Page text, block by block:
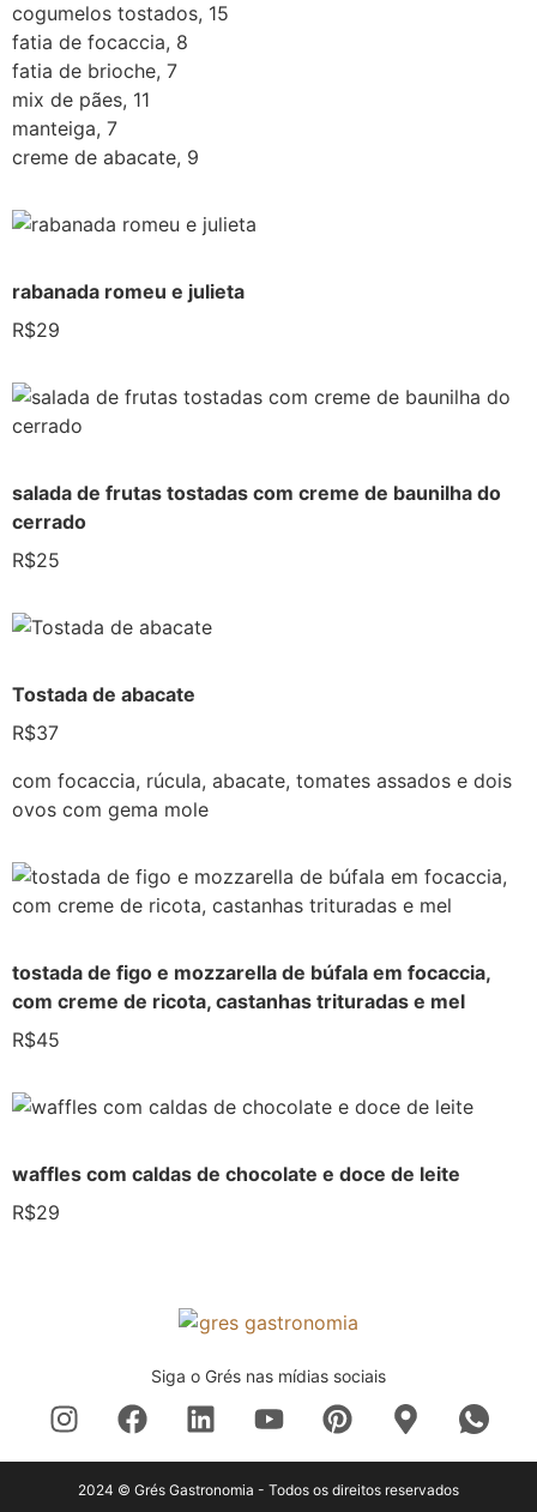
cogumelos tostados, 15
fatia de focaccia, 8
fatia de brioche, 7
mix de pães, 11
manteiga, 7
creme de abacate, 9
rabanada romeu e julieta
R$29
salada de frutas tostadas com creme de baunilha do
cerrado
R$25
Tostada de abacate
R$37
com focaccia, rúcula, abacate, tomates assados e dois
ovos com gema mole
tostada de figo e mozzarella de búfala em focaccia,
com creme de ricota, castanhas trituradas e mel
R$45
waffles com caldas de chocolate e doce de leite
R$29
Siga o Grés nas mídias sociais
2024 © Grés Gastronomia - Todos os direitos reservados